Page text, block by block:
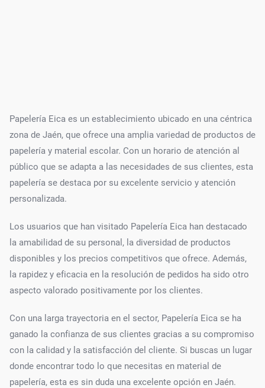
Papelería Eica es un establecimiento ubicado en una céntrica
zona de Jaén, que ofrece una amplia variedad de productos de
papelería y material escolar. Con un horario de atención al
público que se adapta a las necesidades de sus clientes, esta
papelería se destaca por su excelente servicio y atención
personalizada.
Los usuarios que han visitado Papelería Eica han destacado
la amabilidad de su personal, la diversidad de productos
disponibles y los precios competitivos que ofrece. Además,
la rapidez y eficacia en la resolución de pedidos ha sido otro
aspecto valorado positivamente por los clientes.
Con una larga trayectoria en el sector, Papelería Eica se ha
ganado la confianza de sus clientes gracias a su compromiso
con la calidad y la satisfacción del cliente. Si buscas un lugar
donde encontrar todo lo que necesitas en material de
papelería, esta es sin duda una excelente opción en Jaén.